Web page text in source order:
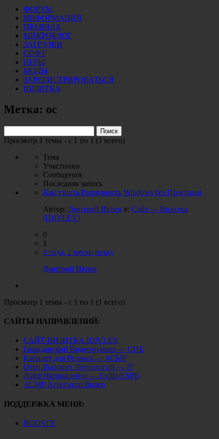
ФОРУМ
ИНФОРМАЦИЯ
ПРАВИЛА
МИКРОБЛОГ
ЗАГРУЗКИ
СОФТ
ИГРЫ
МОДЫ
ЗАРЕГИСТРИРОВАТЬСЯ
ВИЗИТКА
Метка: ос
Просмотр 1 темы - с 1 по 1 (1 всего)
Тема
Участники
Сообщения
Последняя запись
Как узнать Разрядность Windows без Программ
Автор: Дмитрий Ивлев в: Сайт — Визитка
(IDIVLEV)
0
1
4 года, 1 месяц назад
Дмитрий Ивлев
Просмотр 1 темы - с 1 по 1 (1 всего)
САЙТЫ НАПРАВЛЕНИЙ:
САЙТ-ВИЗИТКА IDIVLEV
Гражданский Видеожурнал — СПБ
Кабинет для Релакса — АСМР
Отец Высоких Технологий — IT
Лайф Направление — EvillivESPB
АСМР Агрегатор Видео
ПОДДЕРЖКА МЕНЯ:
BOOSTY